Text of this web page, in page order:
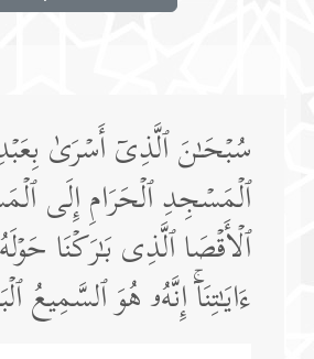
سُبۡحَـٰنَ ٱلَّذِیۤ أَسۡرَىٰ
ٱلۡمَسۡجِدِ ٱلۡحَرَامِ إِلَى
ٱلۡأَقۡصَا ٱلَّذِی بَـٰرَكۡنَا
ءَایَـٰتِنَاۤۚ إِنَّهُۥ هُوَ ٱلسَّمِیعُ